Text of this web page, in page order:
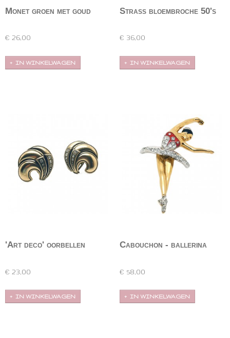
Monet groen met goud
€ 26,00
IN WINKELWAGEN
Strass bloembroche 50's
€ 36,00
IN WINKELWAGEN
'Art deco' oorbellen
€ 23,00
IN WINKELWAGEN
Cabouchon - ballerina
€ 58,00
IN WINKELWAGEN